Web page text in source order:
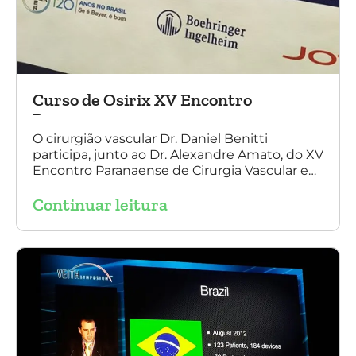
Curso de Osirix XV Encontro
Paranaense
O cirurgião vascular Dr. Daniel Benitti
participa, junto ao Dr. Alexandre Amato, do XV
Encontro Paranaense de Cirurgia Vascular e
Continuar leitura